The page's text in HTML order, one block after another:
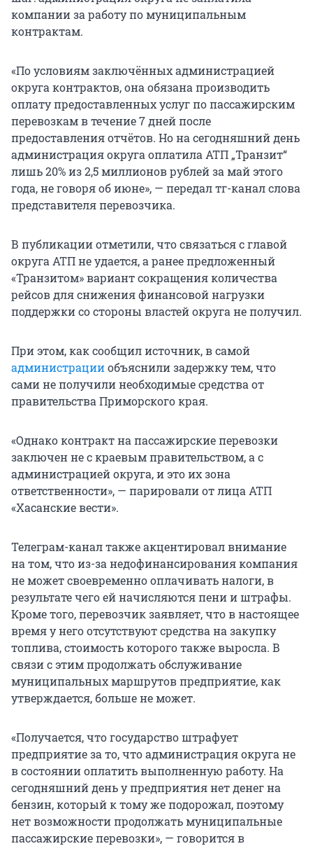
компании за работу по муниципальным
контрактам.
«По условиям заключённых администрацией
округа контрактов, она обязана производить
оплату предоставленных услуг по пассажирским
перевозкам в течение 7 дней после
предоставления отчётов. Но на сегодняшний день
администрация округа оплатила АТП „Транзит“
лишь 20% из 2,5 миллионов рублей за май этого
года, не говоря об июне», — передал тг-канал слова
представителя перевозчика.
В публикации отметили, что связаться с главой
округа АТП не удается, а ранее предложенный
«Транзитом» вариант сокращения количества
рейсов для снижения финансовой нагрузки
поддержки со стороны властей округа не получил.
При этом, как сообщил источник, в самой
администрацииобъяснили задержку тем, что
сами не получили необходимые средства от
правительства Приморского края.
«Однако контракт на пассажирские перевозки
заключен не с краевым правительством, а с
администрацией округа, и это их зона
ответственности», — парировали от лица АТП
«Хасанские вести».
Телеграм-канал также акцентировал внимание
на том, что из-за недофинансирования компания
не может своевременно оплачивать налоги, в
результате чего ей начисляются пени и штрафы.
Кроме того, перевозчик заявляет, что в настоящее
время у него отсутствуют средства на закупку
топлива, стоимость которого также выросла. В
связи с этим продолжать обслуживание
муниципальных маршрутов предприятие, как
утверждается, больше не может.
«Получается, что государство штрафует
предприятие за то, что администрация округа не
в состоянии оплатить выполненную работу. На
сегодняшний день у предприятия нет денег на
бензин, который к тому же подорожал, поэтому
нет возможности продолжать муниципальные
пассажирские перевозки», — говорится в